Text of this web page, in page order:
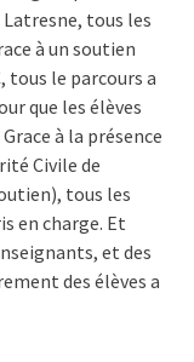
tous les
à un soutien
tous le parcours a
que les élèves
à la présence
Civile de
tous les
en charge. Et
et des
des élèves a